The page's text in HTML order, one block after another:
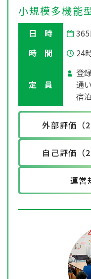
小規模多機能
日 時
時 間
24
定 員
登
通
宿
外部評価（
自己評価（
運営